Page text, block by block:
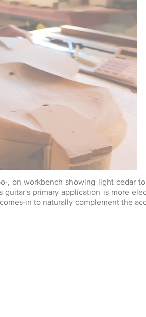
, on workbench showing light cedar
primary application is more
in to naturally complement the